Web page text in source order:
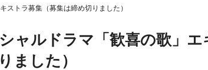
ストラ募集（募集は締め切りました）
ャルドラマ「歓喜の歌」
ました）